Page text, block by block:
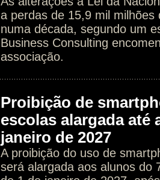
a perdas de 15,9 mil milhões
numa década, segundo um
Business Consulting
associação.
Proibição de
escolas alargada até
janeiro de 2027
A proibição do uso de
será alargada aos alunos do